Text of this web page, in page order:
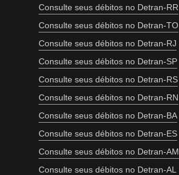
Consulte seus débitos no Detran-RR
Consulte seus débitos no Detran-TO
Consulte seus débitos no Detran-RJ
Consulte seus débitos no Detran-SP
Consulte seus débitos no Detran-RS
Consulte seus débitos no Detran-RN
Consulte seus débitos no Detran-BA
Consulte seus débitos no Detran-ES
Consulte seus débitos no Detran-AM
Consulte seus débitos no Detran-AL